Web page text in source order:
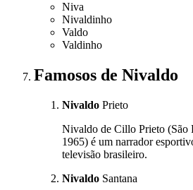
Niva
Nivaldinho
Valdo
Valdinho
Famosos de Nivaldo
Nivaldo Prieto
Nivaldo de Cillo Prieto (São
1965) é um narrador
televisão brasileiro.
Nivaldo Santana